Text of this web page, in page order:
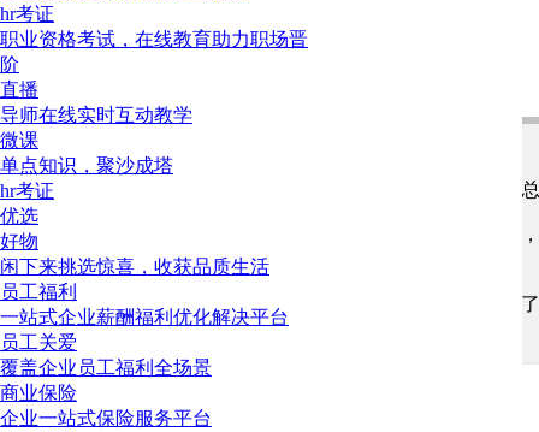
hr考证
职业资格考试，在线教育助力职场晋
阶
直播
导师在线实时互动教学
微课
单点知识，聚沙成塔
hr考证
优选
好物
闲下来挑选惊喜，收获品质生活
员工福利
一站式企业薪酬福利优化解决平台
员工关爱
覆盖企业员工福利全场景
商业保险
企业一站式保险服务平台
登录后才可以发表评论哦~请 或
理论上补缴是可以操作的，跟是不是法人没有关系，按
补缴时间超过三年的，一般需要通过仲裁认定劳动关系
一个愿挨的事，走个过场拿到仲裁文书去补就行了。
如果公司给补偿，也是可以的，双方协商签订协议就行
参与了。
确定
下载app
随时随地，与更多hr一起学习、互动、成长